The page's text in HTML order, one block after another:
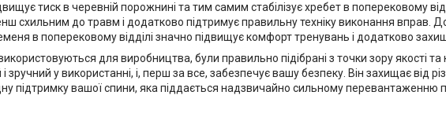
тиск в черевній порожнині та тим самим стабілізує хребет в поперековому
схильним до травм і додатково підтримує правильну техніку виконання вправ.
в поперековому відділі значно підвищує комфорт тренувань і додатково
для виробництва, були правильно підібрані з точки зору якості та
зручний у використанні, і, перш за все, забезпечує вашу безпеку. Він захищає від
підтримку вашої спини, яка піддається надзвичайно сильному перевантаженню